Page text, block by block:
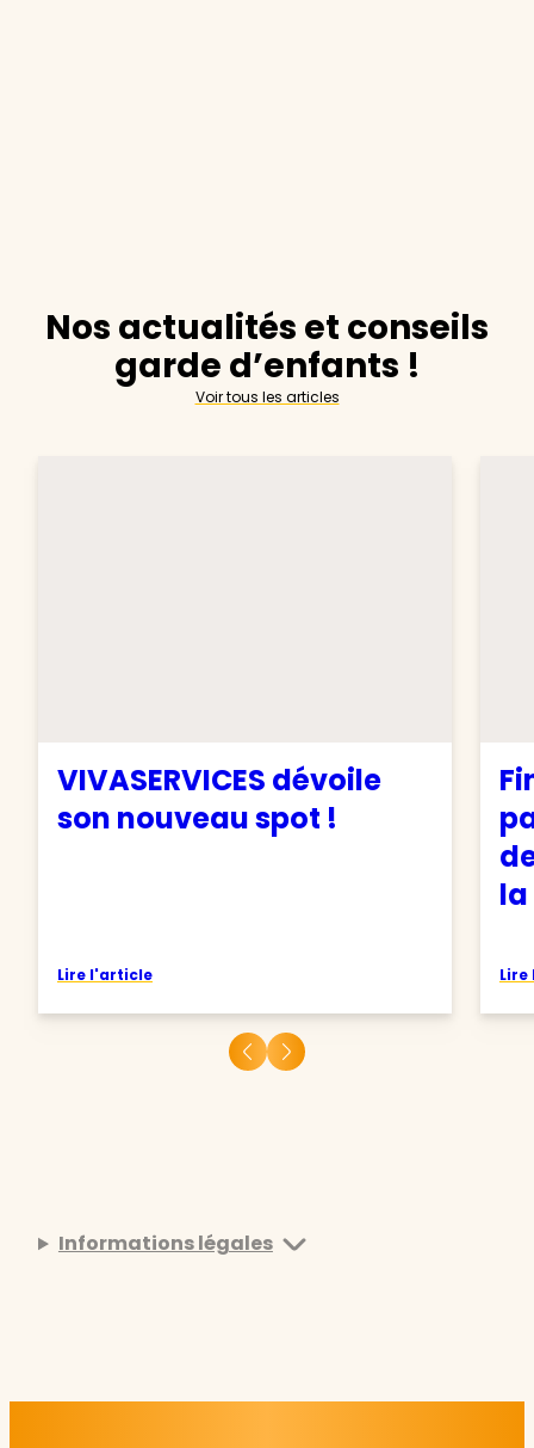
Nos actualités et conseils
garde d’enfants !
Voir tous les articles
VIVASERVICES dévoile
son nouveau spot !
Lire l'article
la
Informations légales